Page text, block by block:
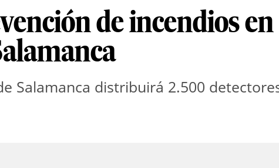
de incendios
Salamanca distribuirá 2.500